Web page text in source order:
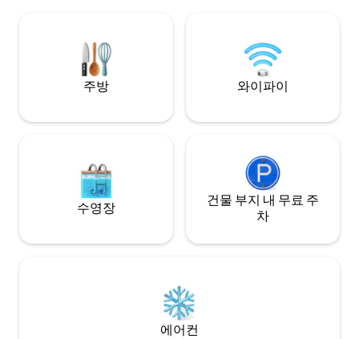
(Sharks Bay) 까지 차로 갈 수 있는 거리에
위치해 있으며, 목가적인 분위기의 키팅 베
개를 갖추고 있어
니다.
주방 와이파이
수영장
건물 부지 내 무료 주
차
에어컨